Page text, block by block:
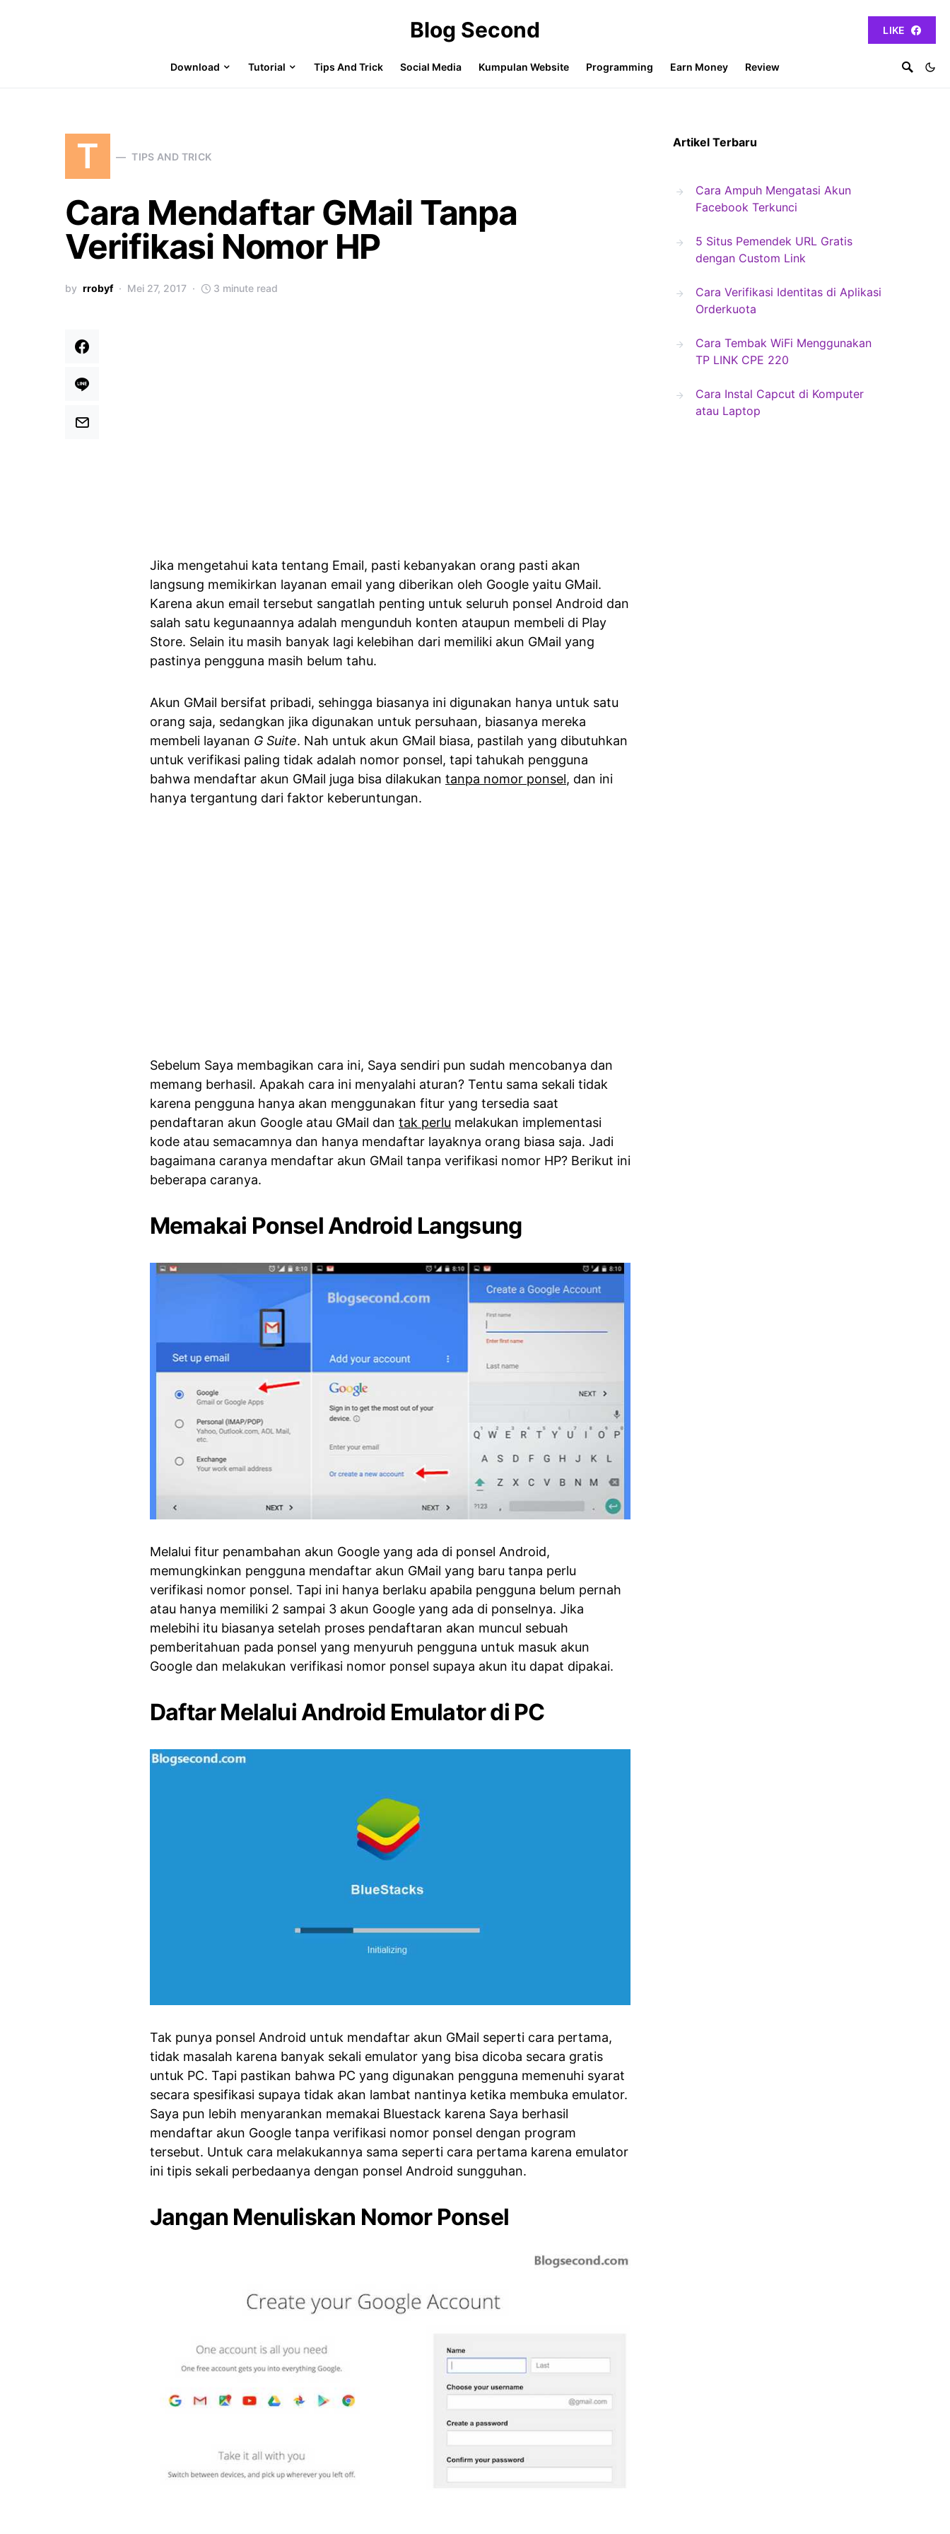
Blog Second LIKE
Download Tutorial Tips And Trick Social Media Kumpulan Website Programming Earn Money Review
T TIPS AND TRICK
Cara Mendaftar GMail Tanpa
Verifikasi Nomor HP
by rrobyf Mei 27, 2017 3 minute read
Jika mengetahui kata tentang Email, pasti kebanyakan orang pasti akan
langsung memikirkan layanan email yang diberikan oleh Google yaitu GMail.
Karena akun email tersebut sangatlah penting untuk seluruh ponsel Android dan
salah satu kegunaannya adalah mengunduh konten ataupun membeli di Play
Store. Selain itu masih banyak lagi kelebihan dari memiliki akun GMail yang
pastinya pengguna masih belum tahu.
Akun GMail bersifat pribadi, sehingga biasanya ini digunakan hanya untuk satu
orang saja, sedangkan jika digunakan untuk persuhaan, biasanya mereka
membeli layanan G Suite. Nah untuk akun GMail biasa, pastilah yang dibutuhkan
untuk verifikasi paling tidak adalah nomor ponsel, tapi tahukah pengguna
bahwa mendaftar akun GMail juga bisa dilakukan tanpa nomor ponsel, dan ini
hanya tergantung dari faktor keberuntungan.
Sebelum Saya membagikan cara ini, Saya sendiri pun sudah mencobanya dan
memang berhasil. Apakah cara ini menyalahi aturan? Tentu sama sekali tidak
karena pengguna hanya akan menggunakan fitur yang tersedia saat
pendaftaran akun Google atau GMail dan tak perlu melakukan implementasi
kode atau semacamnya dan hanya mendaftar layaknya orang biasa saja. Jadi
bagaimana caranya mendaftar akun GMail tanpa verifikasi nomor HP? Berikut ini
beberapa caranya.
Memakai Ponsel Android Langsung
Melalui fitur penambahan akun Google yang ada di ponsel Android,
memungkinkan pengguna mendaftar akun GMail yang baru tanpa perlu
verifikasi nomor ponsel. Tapi ini hanya berlaku apabila pengguna belum pernah
atau hanya memiliki 2 sampai 3 akun Google yang ada di ponselnya. Jika
melebihi itu biasanya setelah proses pendaftaran akan muncul sebuah
pemberitahuan pada ponsel yang menyuruh pengguna untuk masuk akun
Google dan melakukan verifikasi nomor ponsel supaya akun itu dapat dipakai.
Daftar Melalui Android Emulator di PC
Tak punya ponsel Android untuk mendaftar akun GMail seperti cara pertama,
tidak masalah karena banyak sekali emulator yang bisa dicoba secara gratis
untuk PC. Tapi pastikan bahwa PC yang digunakan pengguna memenuhi syarat
secara spesifikasi supaya tidak akan lambat nantinya ketika membuka emulator.
Saya pun lebih menyarankan memakai Bluestack karena Saya berhasil
mendaftar akun Google tanpa verifikasi nomor ponsel dengan program
tersebut. Untuk cara melakukannya sama seperti cara pertama karena emulator
ini tipis sekali perbedaanya dengan ponsel Android sungguhan.
Jangan Menuliskan Nomor Ponsel
Artikel Terbaru
Cara Ampuh Mengatasi Akun
Facebook Terkunci
5 Situs Pemendek URL Gratis
dengan Custom Link
Cara Verifikasi Identitas di Aplikasi
Orderkuota
Cara Tembak WiFi Menggunakan
TP LINK CPE 220
Cara Instal Capcut di Komputer
atau Laptop